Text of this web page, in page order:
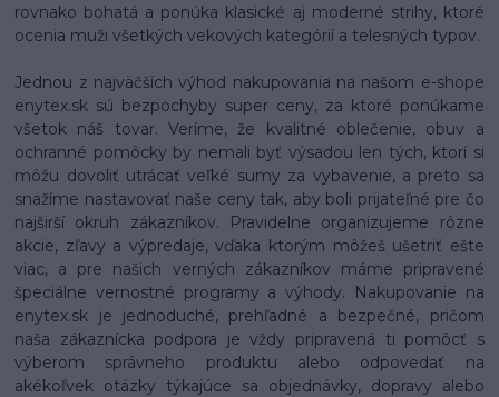
rovnako bohatá a ponúka klasické aj moderné strihy, ktoré
ocenia muži všetkých vekových kategórií a telesných typov.
Jednou z najväčších výhod nakupovania na našom e-shope
enytex.sk sú bezpochyby super ceny, za ktoré ponúkame
všetok náš tovar. Veríme, že kvalitné oblečenie, obuv a
ochranné pomôcky by nemali byť výsadou len tých, ktorí si
môžu dovoliť utrácať veľké sumy za vybavenie, a preto sa
snažíme nastavovať naše ceny tak, aby boli prijateľné pre čo
najširší okruh zákazníkov. Pravidelne organizujeme rôzne
akcie, zľavy a výpredaje, vďaka ktorým môžeš ušetriť ešte
viac, a pre našich verných zákazníkov máme pripravené
špeciálne vernostné programy a výhody. Nakupovanie na
enytex.sk je jednoduché, prehľadné a bezpečné, pričom
naša zákaznícka podpora je vždy pripravená ti pomôcť s
výberom správneho produktu alebo odpovedať na
akékoľvek otázky týkajúce sa objednávky, dopravy alebo